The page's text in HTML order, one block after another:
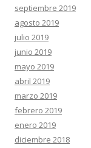
septiembre 2019
agosto 2019
julio 2019
junio 2019
mayo 2019
abril 2019
marzo 2019
febrero 2019
enero 2019
diciembre 2018